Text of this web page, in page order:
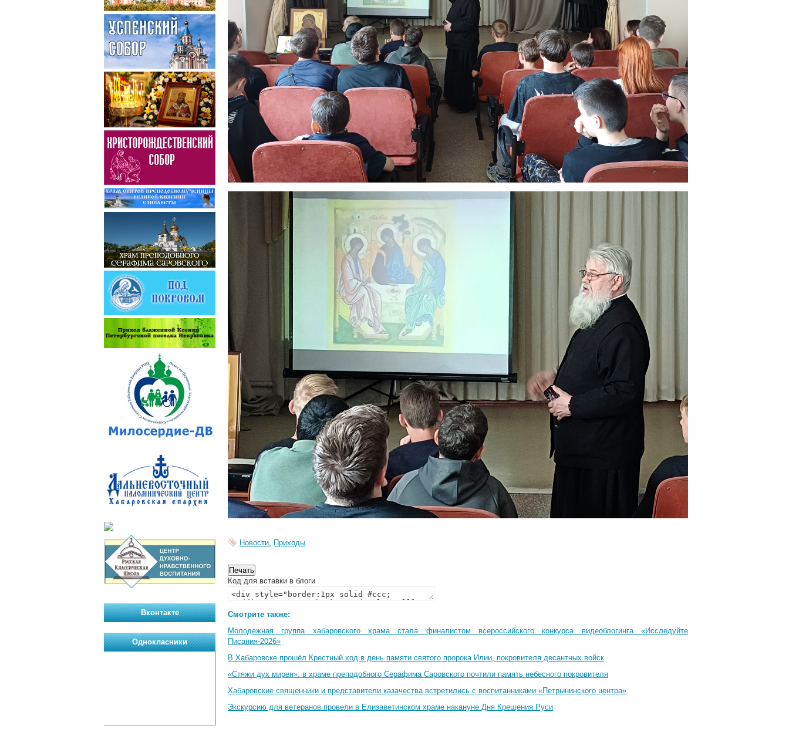
Новости, Приходы
Код для вставки в блоги
Смотрите также:
Молодежная группа хабаровского храма стала финалистом всероссийского конкурса видеоблогинга «Исследуйте
Писания-2026»
В Хабаровске прошёл Крестный ход в день памяти святого пророка Илии, покровителя десантных войск
«Стяжи дух мирен»: в храме преподобного Серафима Саровского почтили память небесного покровителя
Хабаровские священники и представители казачества встретились с воспитанниками «Петрынинского центра»
Экскурсию для ветеранов провели в Елизаветинском храме накануне Дня Крещения Руси
Вконтакте
Однокласники